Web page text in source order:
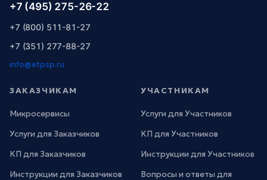
+7 (495) 275-26-22
+7 (800) 511-81-27
+7 (351) 277-88-27
info@etpsp.ru
ЗАКАЗЧИКАМ
Микросервисы
Услуги для Заказчиков
КП для Заказчиков
Инструкции для Заказчиков
УЧАСТНИКАМ
Услуги для Участников
КП для Участников
Инструкции для Участников
Вопросы и ответы для